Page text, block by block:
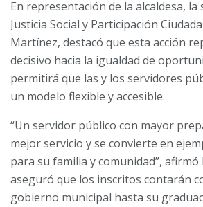
En representación de la alcaldesa, la
Justicia Social y Participación
Martínez, destacó que esta acción
decisivo hacia la igualdad de
permitirá que las y los servidores
un modelo flexible y accesible.
“Un servidor público con mayor
mejor servicio y se convierte en
para su familia y comunidad”,
aseguró que los inscritos contarán
gobierno municipal hasta su